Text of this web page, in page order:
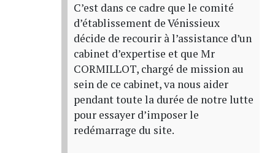
C’est dans ce cadre que le comité
d’établissement de Vénissieux
décide de recourir à l’assistance d’un
cabinet d’expertise et que Mr
CORMILLOT, chargé de mission au
sein de ce cabinet, va nous aider
pendant toute la durée de notre lutte
pour essayer d’imposer le
redémarrage du site.